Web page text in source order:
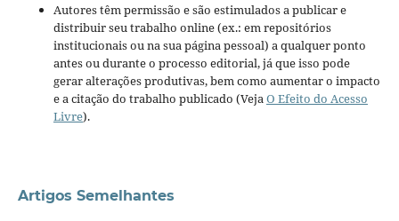
Autores têm permissão e são estimulados a publicar e
distribuir seu trabalho online (ex.: em repositórios
institucionais ou na sua página pessoal) a qualquer ponto
antes ou durante o processo editorial, já que isso pode
gerar alterações produtivas, bem como aumentar o impacto
e a citação do trabalho publicado (VejaO Efeito do Acesso
Livre).
Artigos Semelhantes